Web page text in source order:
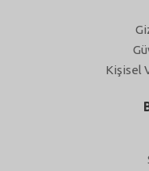
Kişisel